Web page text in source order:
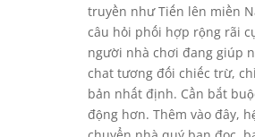
truyền như Tiến lên miền
câu hỏi phối hợp rộng rãi
người nhà chơi đang giúp
chat tương đối chiếc trừ,
bản nhất định. Cần bắt
động hơn. Thêm vào đây,